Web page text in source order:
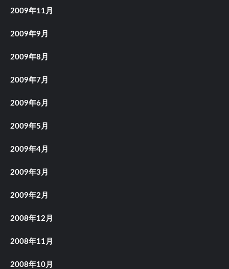
2009年11月
2009年9月
2009年8月
2009年7月
2009年6月
2009年5月
2009年4月
2009年3月
2009年2月
2008年12月
2008年11月
2008年10月